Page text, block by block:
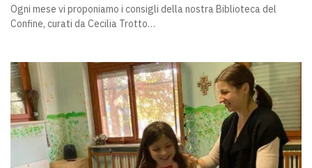
Ogni mese vi proponiamo i consigli della nostra Biblioteca del
Confine, curati da Cecilia Trotto…